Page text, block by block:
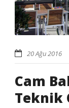
20 Ağu 2016
Cam
Teknik